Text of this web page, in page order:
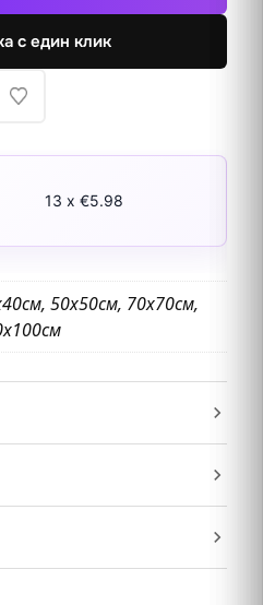
с един клик
13 x €5.98
50х50см, 70х70см,